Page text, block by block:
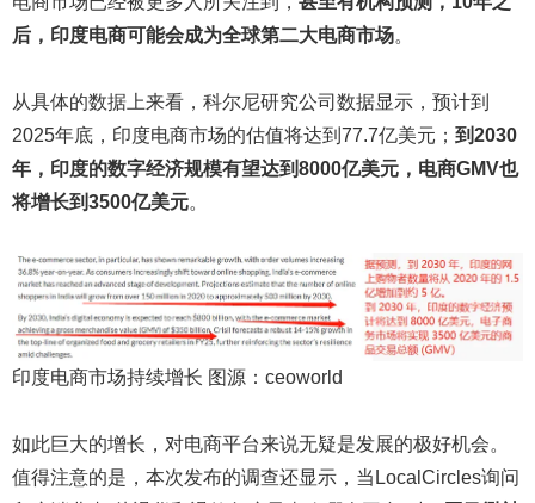
后，印度电商可能会成为全球第二大电商市场。
从具体的数据上来看，科尔尼研究公司数据显示，预计到
2025年底，印度电商市场的估值将达到77.7亿美元； 到2030
年，印度的数字经济规模有望达到8000亿美元，电商GMV也
将增长到3500亿美元。
印度电商市场持续增长 图源：ceoworld
如此巨大的增长，对电商平台来说无疑是发展的极好机会。
值得注意的是，本次发布的调查还显示，当LocalCircles询问